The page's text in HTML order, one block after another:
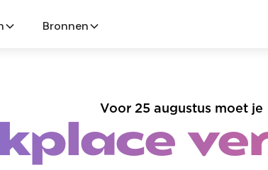
Bronnen
Voor 25 augustus moet je